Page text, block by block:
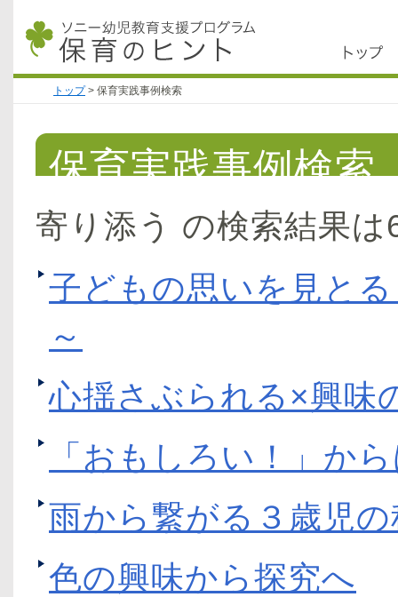
トップ> 保育実践事例検索
保育実践事例検索
寄り添う の検索結果
子どもの思いを見と
～
心揺さぶられる×興味
「おもしろい！」か
雨から繋がる３歳児
色の興味から探究へ